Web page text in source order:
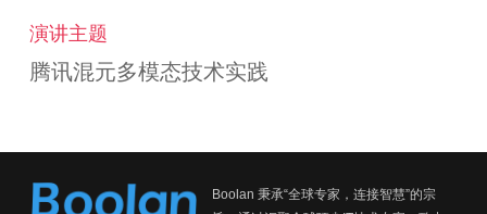
演讲主题
腾讯混元多模态技术实践
Boolan 秉承“全球专家，连接智慧”的宗